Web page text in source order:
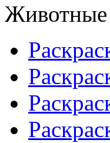
Животные